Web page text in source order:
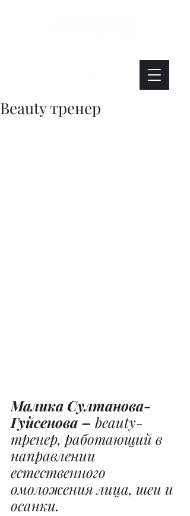
Beauty тренер
Малика Султанова-
Гуйсенова – beauty-
тренер, работающий в
направлении
естественного
омоложения лица, шеи и
осанки.